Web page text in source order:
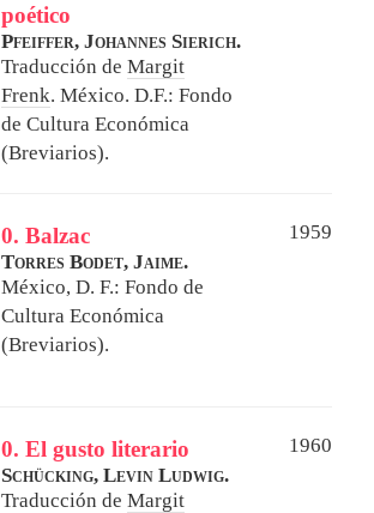
poético
Pfeiffer, Johannes Sierich.
Traducción de Margit
Frenk. México. D.F.: Fondo
de Cultura Económica
(Breviarios).
0. Balzac
1959
Torres Bodet, Jaime.
México, D. F.: Fondo de
Cultura Económica
(Breviarios).
0. El gusto literario
1960
Schücking, Levin Ludwig.
Traducción de Margit